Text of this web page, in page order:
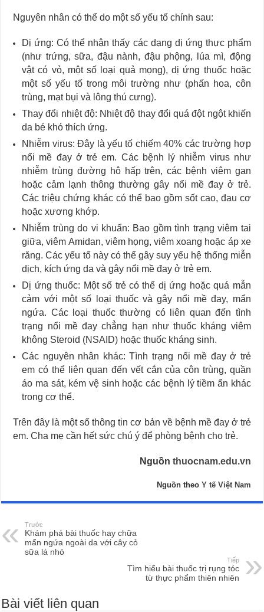
Nguyên nhân có thể do một số yếu tố chính sau:
Dị ứng: Có thể nhận thấy các dạng dị ứng thực phẩm
(như trứng, sữa, đậu nành, đậu phộng, lúa mì, động
vật có vỏ, một số loại quả mọng), dị ứng thuốc hoặc
một số yếu tố trong môi trường như (phấn hoa, côn
trùng, mạt bụi và lông thú cưng).
Thay đổi nhiệt độ: Nhiệt độ thay đổi quá đột ngột khiến
da bé khó thích ứng.
Nhiễm virus: Đây là yếu tố chiếm 40% các trường hợp
nổi mề đay ở trẻ em. Các bệnh lý nhiễm virus như
nhiễm trùng đường hô hấp trên, các bệnh viêm gan
hoặc cảm lạnh thông thường gây nổi mề đay ở trẻ.
Các triệu chứng khác có thể bao gồm sốt cao, đau cơ
hoặc xương khớp.
Nhiễm trùng do vi khuẩn: Bao gồm tình trạng viêm tai
giữa, viêm Amidan, viêm họng, viêm xoang hoặc áp xe
răng. Các yếu tố này có thể gây suy yếu hệ thống miễn
dịch, kích ứng da và gây nổi mề đay ở trẻ em.
Dị ứng thuốc: Một số trẻ có thể dị ứng hoặc quá mẫn
cảm với một số loại thuốc và gây nổi mề đay, mẩn
ngứa. Các loại thuốc thường có liên quan đến tình
trạng nổi mề đay chẳng hạn như thuốc kháng viêm
không Steroid (NSAID) hoặc thuốc kháng sinh.
Các nguyên nhân khác: Tình trạng nổi mề đay ở trẻ
em có thể liên quan đến vết cắn của côn trùng, quần
áo ma sát, kém vệ sinh hoặc các bệnh lý tiềm ẩn khác
trong cơ thể.
Trên đây là một số thông tin cơ bản về bệnh mề đay ở trẻ
em. Cha mẹ cần hết sức chú ý để phòng bệnh cho trẻ.
Nguồn thuocnam.edu.vn
Nguồn theo Y tế Việt Nam
Trước
Khám phá bài thuốc hay chữa
mẩn ngứa ngoài da với cây cỏ
sữa lá nhỏ
Tiếp
Tìm hiểu bài thuốc trị rụng tóc
từ thực phẩm thiên nhiên
Bài viết liên quan